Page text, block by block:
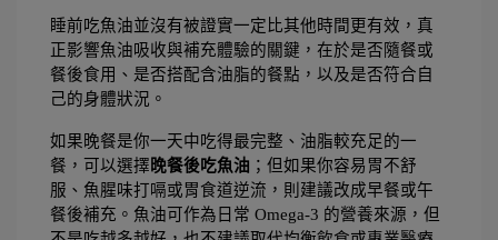
睡前吃魚油並沒有被證實一定比其他時間更有效，真
正影響魚油吸收與補充體驗的關鍵，在於是否隨餐或
餐後食用、是否搭配含油脂的餐點，以及是否符合自
己的身體狀況。
如果晚餐是你一天中吃得最完整、油脂較充足的一
餐，可以選擇晚餐後吃魚油 ；但如果你容易胃不舒
服、魚腥味打嗝或胃食道逆流，則建議改成早餐或午
餐後補充。魚油可作為日常 Omega-3 的營養來源，但